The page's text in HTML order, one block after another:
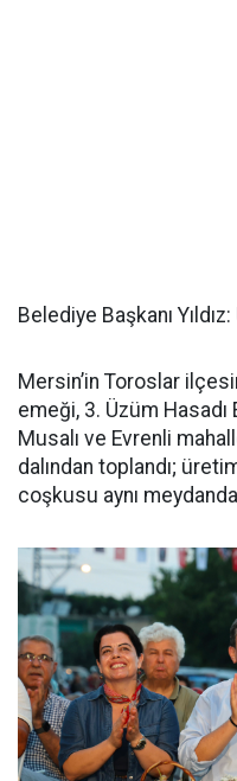
Belediye Başkanı
Mersin’in Toroslar
emeği, 3. Üzüm
Musalı ve Evrenli
dalından toplandı;
coşkusu aynı